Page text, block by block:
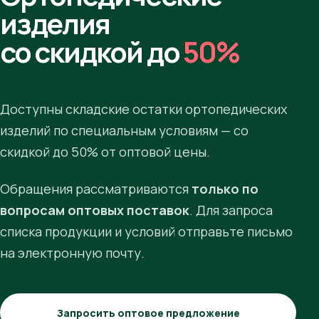
изделия
со скидкой до50%
Доступны складские остатки ортопедических
изделий по специальным условиям — со
скидкой до 50% от оптовой цены.
Обращения рассматриваются только по
вопросам оптовых поставок. Для запроса
списка продукции и условий отправьте письмо
на электронную почту.
Запросить оптовое предложение